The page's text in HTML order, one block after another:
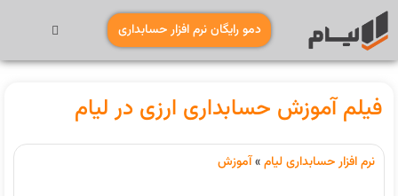
دمو رایگان نرم افزار حسابداری
فیلم آموزش حسابداری ارزی در لیام
نرم افزار حسابداری لیام»آموزش